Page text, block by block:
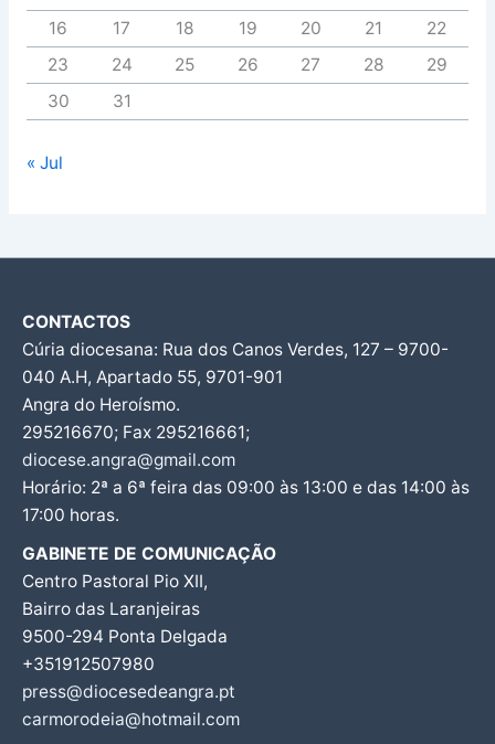
16
17 18 19 20 21
22
23
24 25 26 27 28
29
30
31
« Jul
CONTACTOS
Cúria diocesana: Rua dos Canos Verdes, 127 – 9700-
040 A.H, Apartado 55, 9701-901
Angra do Heroísmo.
295216670; Fax 295216661;
diocese.angra@gmail.com
Horário: 2ª a 6ª feira das 09:00 às 13:00 e das 14:00 às
17:00 horas.
GABINETE DE COMUNICAÇÃO
Centro Pastoral Pio XII,
Bairro das Laranjeiras
9500-294 Ponta Delgada
+351912507980
press@diocesedeangra.pt
carmorodeia@hotmail.com